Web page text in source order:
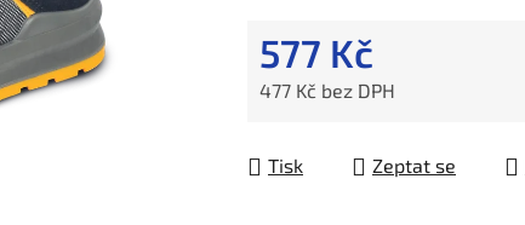
577 Kč
477 Kč bez DPH
Tisk
Zeptat se